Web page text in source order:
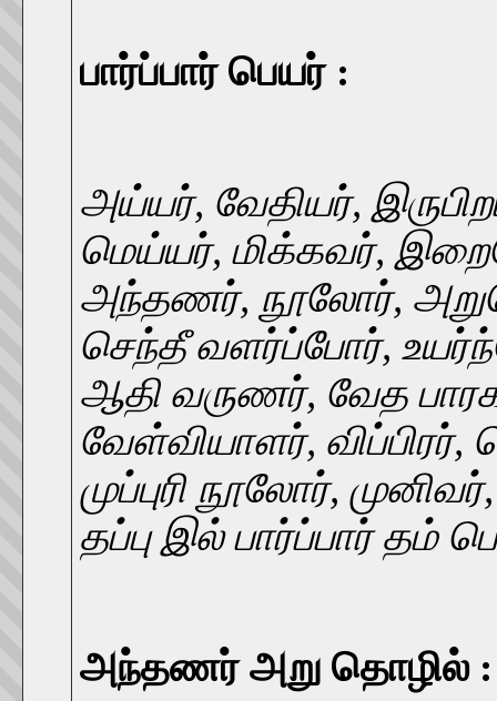
பார்ப்பார் பெயர் :
அய்யர், வேதியர்,
மெய்யர், மிக்கவர்,
அந்தணர், நூலோர்,
செந்தீ வளர்ப்போர்,
ஆதி வருணர், வேத
வேள்வியாளர்,
முப்புரி நூலோர்,
தப்பு இல் பார்ப்பார் தம்
அந்தணர் அறு தொழில் :